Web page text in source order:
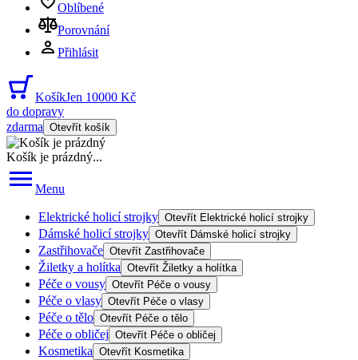
Oblíbené
Porovnání
Přihlásit
KošíkJen 10000 Kč
do dopravy
zdarma Otevřít košík
Košík je prázdný...
Menu
Elektrické holicí strojky Otevřít Elektrické holicí strojky
Dámské holicí strojky Otevřít Dámské holicí strojky
Zastřihovače Otevřít Zastřihovače
Žiletky a holítka Otevřít Žiletky a holítka
Péče o vousy Otevřít Péče o vousy
Péče o vlasy Otevřít Péče o vlasy
Péče o tělo Otevřít Péče o tělo
Péče o obličej Otevřít Péče o obličej
Kosmetika Otevřít Kosmetika